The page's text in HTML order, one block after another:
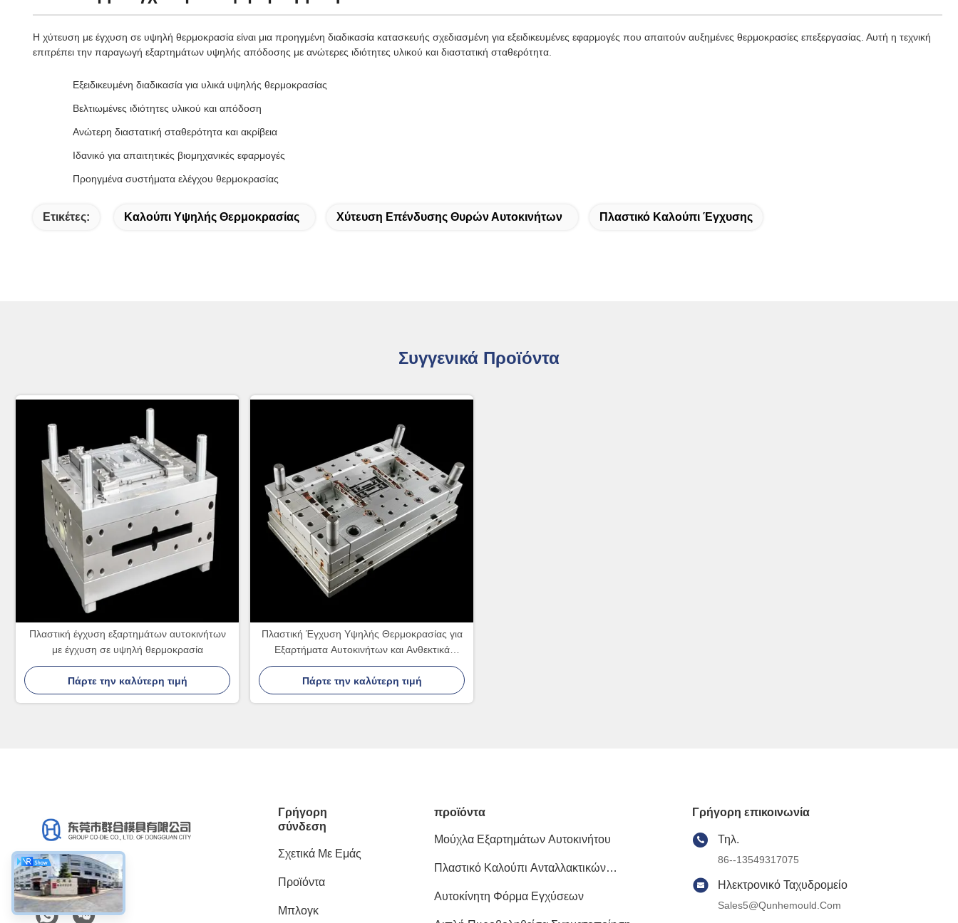
Η χύτευση με έγχυση σε υψηλή θερμοκρασία είναι μια προηγμένη διαδικασία κατασκευής σχεδιασμένη για εξειδικευμένες εφαρμογές που απαιτούν αυξημένες θερμοκρασίες επεξεργασίας. Αυτή η τεχνική
επιτρέπει την παραγωγή εξαρτημάτων υψηλής απόδοσης με ανώτερες ιδιότητες υλικού και διαστατική σταθερότητα.
Εξειδικευμένη διαδικασία για υλικά υψηλής θερμοκρασίας
Βελτιωμένες ιδιότητες υλικού και απόδοση
Ανώτερη διαστατική σταθερότητα και ακρίβεια
Ιδανικό για απαιτητικές βιομηχανικές εφαρμογές
Προηγμένα συστήματα ελέγχου θερμοκρασίας
Ετικέτες: Καλούπι Υψηλής Θερμοκρασίας Χύτευση Επένδυσης Θυρών Αυτοκινήτων Πλαστικό Καλούπι Έγχυσης
Συγγενικά Προϊόντα
Πλαστική έγχυση εξαρτημάτων αυτοκινήτων
με έγχυση σε υψηλή θερμοκρασία
Πάρτε την καλύτερη τιμή
Πλαστική Έγχυση Υψηλής Θερμοκρασίας για
Εξαρτήματα Αυτοκινήτων και Ανθεκτικά
Προϊόντα Πλαστικής Έγχυσης
Πάρτε την καλύτερη τιμή
Κοινωνικά Μέσα
Γρήγορη
σύνδεση
Σχετικά Με Εμάς
Προϊόντα
Μπλογκ
προϊόντα
Μούχλα Εξαρτημάτων Αυτοκινήτου
Πλαστικό Καλούπι Ανταλλακτικών
Αυτοκίνητη Φόρμα Εγχύσεων
Γρήγορη επικοινωνία
Τηλ.
86--13549317075
Ηλεκτρονικό Ταχυδρομείο
Sales5@qunhemould.com